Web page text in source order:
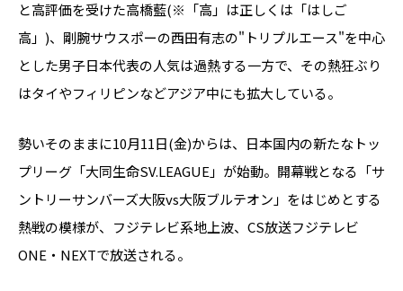
と高評価を受けた高橋藍(※「高」は正しくは「はしご
高」)、剛腕サウスポーの西田有志の"トリプルエース"を中心
とした男子日本代表の人気は過熱する一方で、その熱狂ぶり
はタイやフィリピンなどアジア中にも拡大している。
勢いそのままに10月11日(金)からは、日本国内の新たなトッ
プリーグ「大同生命SV.LEAGUE」が始動。開幕戦となる「サ
ントリーサンバーズ大阪vs大阪ブルテオン」をはじめとする
熱戦の模様が、フジテレビ系地上波、CS放送フジテレビ
ONE・NEXTで放送される。